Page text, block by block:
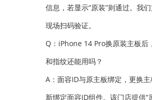
信息，若显示“原装”则通过。我
现场扫码验证。
Q：iPhone 14 Pro换原装主板后
和指纹还能用吗？
A：面容ID与原主板绑定，更换
新绑定面容ID组件。该门店提供“